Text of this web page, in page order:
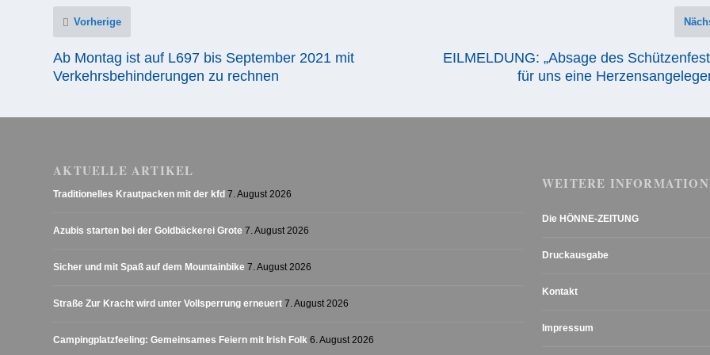
Vorherige
Ab Montag ist auf L697 bis September 2021 mit
Verkehrsbehinderungen zu rechnen
EILMELDUNG: „Absage des
für uns eine
AKTUELLE ARTIKEL
Traditionelles Krautpacken mit der kfd 7. August 2026
Azubis starten bei der Goldbäckerei Grote 7. August 2026
Sicher und mit Spaß auf dem Mountainbike 7. August 2026
Straße Zur Kracht wird unter Vollsperrung erneuert 7. August 2026
Campingplatzfeeling: Gemeinsames Feiern mit Irish Folk 6. August 2026
WEITERE
Die HÖNNE-ZEITUNG
Druckausgabe
Kontakt
Impressum